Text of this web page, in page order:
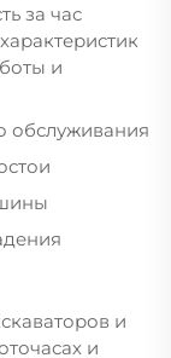
за час
и
обслуживания
и
и